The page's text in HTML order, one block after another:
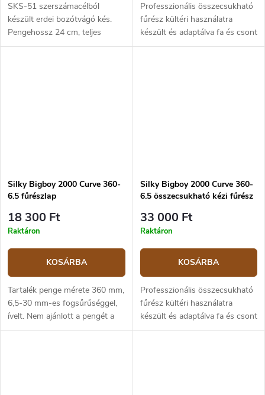
SKS-51 szerszámacélból
készült erdei bozótvágó kés.
Pengehossz 24 cm, teljes
hossza 46 cm. Súly 730 g.
Professzionális összecsukható
fűrész kültéri használatra
készült és adaptálva fa és csont
vágására. Különösen alkalmas a
Silky Bigboy 2000 Curve 360-
6.5 fűrészlap
18 300 Ft
Raktáron
KOSÁRBA
Tartalék penge mérete 360 ​​mm,
6,5-30 mm-es fogsűrűséggel,
ívelt. Nem ajánlott a pengét a
különböző Pocketboy, Gomboy
Silky Bigboy 2000 Curve 360-
6.5 összecsukható kézi fűrész
33 000 Ft
Raktáron
KOSÁRBA
Professzionális összecsukható
fűrész kültéri használatra
készült és adaptálva fa és csont
vágására. Különösen alkalmas